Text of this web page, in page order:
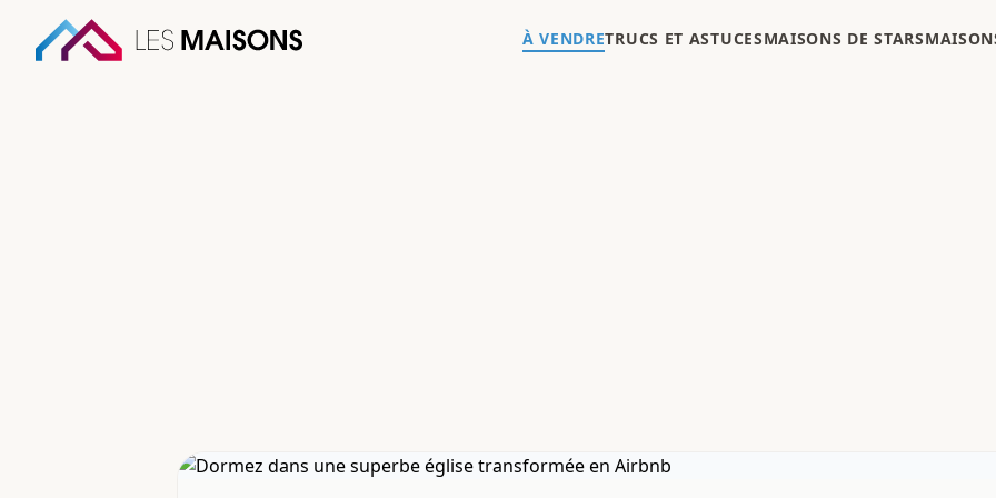
À VENDRETRUCS ET ASTUCESMAISONS DE STARS